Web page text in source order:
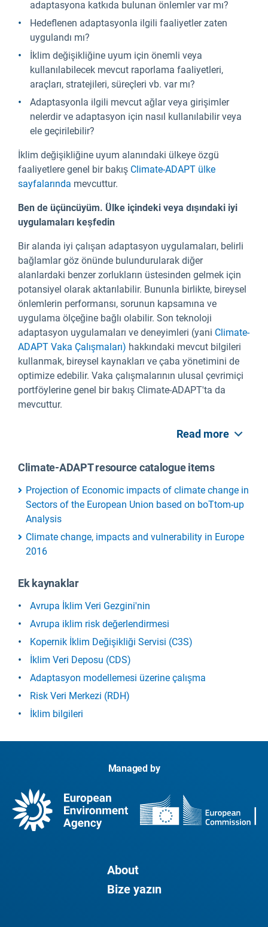
adaptasyona katkıda bulunan önlemler var mı?
Hedeflenen adaptasyonla ilgili faaliyetler zaten
uygulandı mı?
İklim değişikliğine uyum için önemli veya
kullanılabilecek mevcut raporlama faaliyetleri,
araçları, stratejileri, süreçleri vb. var mı?
Adaptasyonla ilgili mevcut ağlar veya girişimler
nelerdir ve adaptasyon için nasıl kullanılabilir veya
ele geçirilebilir?
İklim değişikliğine uyum alanındaki ülkeye özgü
faaliyetlere genel bir bakış Climate-ADAPT ülke
sayfalarında mevcuttur.
Ben de üçüncüyüm. Ülke içindeki veya dışındaki iyi
uygulamaları keşfedin
Bir alanda iyi çalışan adaptasyon uygulamaları, belirli
bağlamlar göz önünde bulundurularak diğer
alanlardaki benzer zorlukların üstesinden gelmek için
potansiyel olarak aktarılabilir. Bununla birlikte, bireysel
önlemlerin performansı, sorunun kapsamına ve
uygulama ölçeğine bağlı olabilir. Son teknoloji
adaptasyon uygulamaları ve deneyimleri (yani Climate-
ADAPT Vaka Çalışmaları) hakkındaki mevcut bilgileri
kullanmak, bireysel kaynakları ve çaba yönetimini de
optimize edebilir. Vaka çalışmalarının ulusal çevrimiçi
portföylerine genel bir bakış Climate-ADAPT'ta da
mevcuttur.
Read more
Climate-ADAPT resource catalogue items
Projection of Economic impacts of climate change in
Sectors of the European Union based on boTtom-up
Analysis
Climate change, impacts and vulnerability in Europe
2016
Ek kaynaklar
Avrupa İklim Veri Gezgini'nin
Avrupa iklim risk değerlendirmesi
Kopernik İklim Değişikliği Servisi (C3S)
İklim Veri Deposu (CDS)
Adaptasyon modellemesi üzerine çalışma
Risk Veri Merkezi (RDH)
İklim bilgileri
Managed by
About
Bize yazın